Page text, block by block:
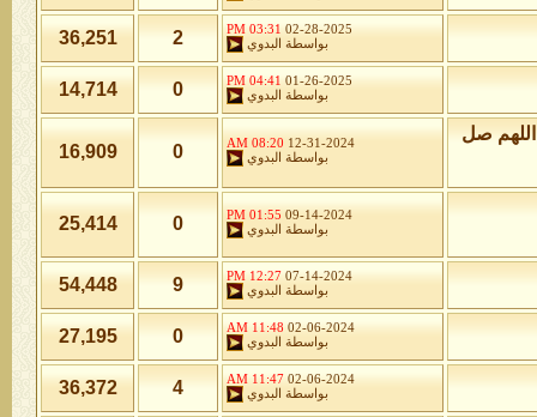
02-28-2025
03:31 PM
بواسطة
البدوي 2
36,251
01-26-2025
04:41 PM
بواسطة
البدوي 0
14,714
صل 12-31-2024
08:20 AM
بواسطة
البدوي 0
16,909
09-14-2024
01:55 PM
بواسطة
البدوي 0
25,414
07-14-2024
12:27 PM
بواسطة
البدوي 9
54,448
02-06-2024
11:48 AM
بواسطة
البدوي 0
27,195
02-06-2024
11:47 AM
بواسطة
البدوي 4
36,372